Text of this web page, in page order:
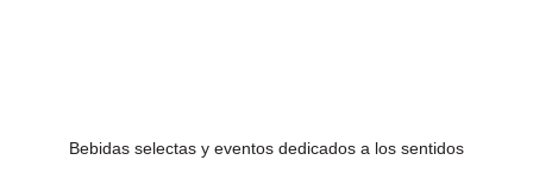
Bebidas selectas y eventos dedicados a los sentidos